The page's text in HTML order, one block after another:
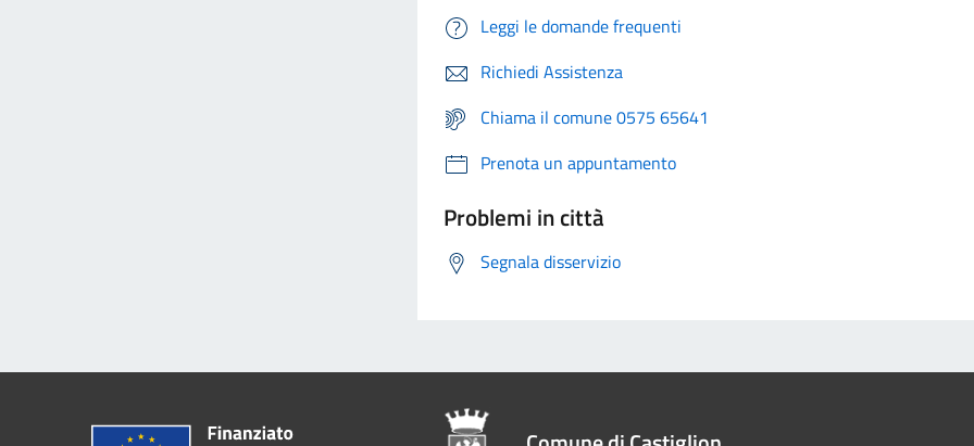
Leggi le domande frequenti
Richiedi Assistenza
Chiama il comune 0575 65641
Prenota un appuntamento
Problemi in città
Segnala disservizio